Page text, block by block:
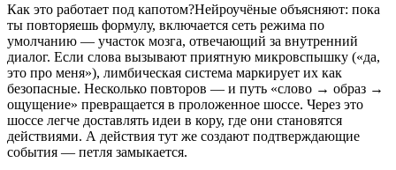
Как это работает под капотом?Нейроучёные объясняют: пока
ты повторяешь формулу, включается сеть режима по
умолчанию — участок мозга, отвечающий за внутренний
диалог. Если слова вызывают приятную микровспышку («да,
это про меня»), лимбическая система маркирует их как
безопасные. Несколько повторов — и путь «слово → образ →
ощущение» превращается в проложенное шоссе. Через это
шоссе легче доставлять идеи в кору, где они становятся
действиями. А действия тут же создают подтверждающие
события — петля замыкается.